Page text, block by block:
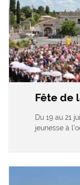
Fête de
Du 19 au 21
jeunesse à